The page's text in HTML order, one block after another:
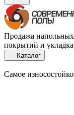
Продажа напольных
покрытий и укладка
Каталог
Самое